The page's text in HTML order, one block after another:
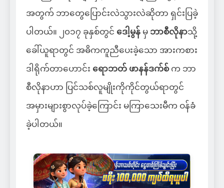
အတွက် ဘာတွေပြောင်းလဲသွားလဲဆိုတာ ရှင်းပြခဲ့
ပါတယ်။ ၂၀၁၇ ခုနှစ်တွင် ဒေါ့မွန် မှ ဘာစီလိုနာသို့
ခေါ်ယူရာတွင် အဓိကကူညီပေးခဲ့သော အားကစား
ဒါရိုက်တာဟောင်း ရောဘတ် ဖာနန်ဒက်စ် က ဘာ
စီလိုနာဟာ ပြင်သစ်လူမျိုးကိုကိုင်တွယ်ရာတွင်
အမှားများစွာလုပ်ခဲ့ကြောင်း မကြာသေးမီက ဝန်ခံ
ခဲ့ပါတယ်။